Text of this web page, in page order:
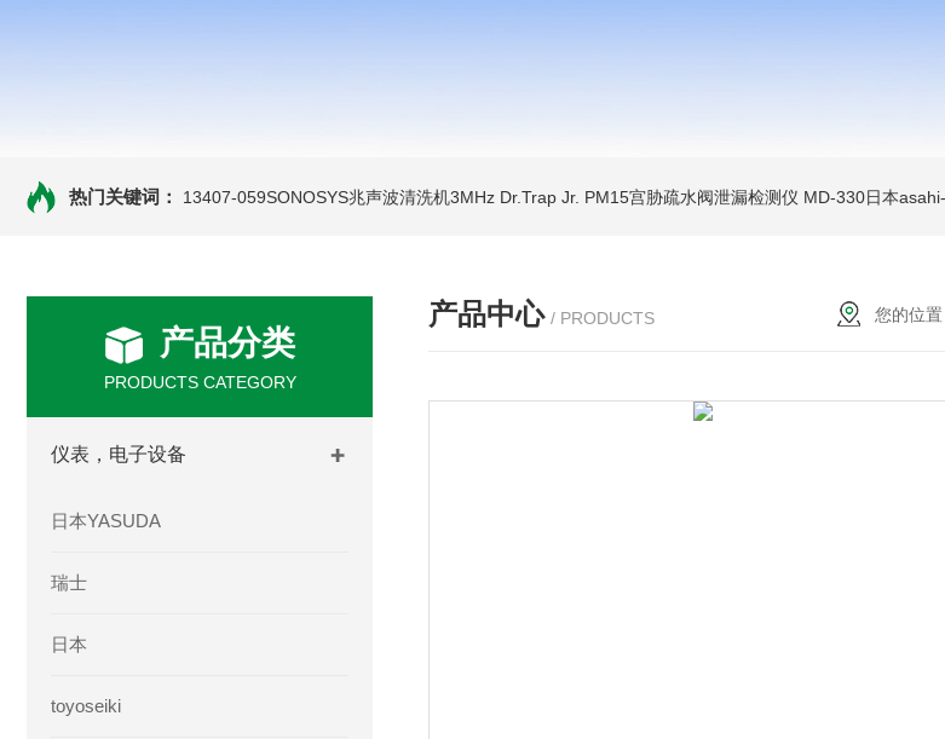
热门关键词： 13407-059SONOSYS兆声波清洗机3MHz Dr.Trap Jr. PM15宫胁疏水阀泄漏检测仪 MD-330日本asahi-kasei
产品分类
PRODUCTS CATEGORY
仪表，电子设备
日本YASUDA
瑞士
日本
toyoseiki
产品中心 / PRODUCTS 您的位